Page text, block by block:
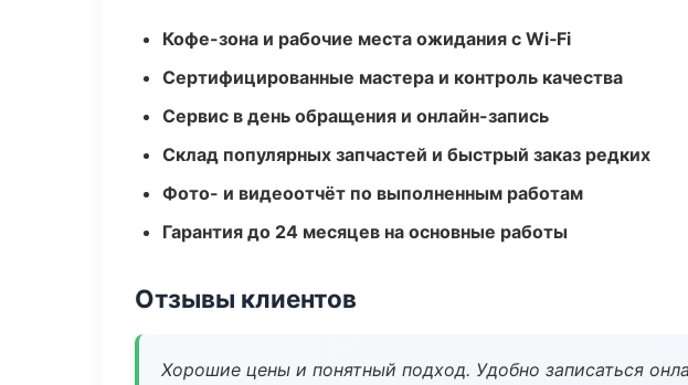
Кофе-зона и рабочие места ожидания с Wi‑Fi
Сертифицированные мастера и контроль качества
Сервис в день обращения и онлайн-запись
Склад популярных запчастей и быстрый заказ редких
Фото- и видеоотчёт по выполненным работам
Гарантия до 24 месяцев на основные работы
Отзывы клиентов
Хорошие цены и понятный подход. Удобно записаться